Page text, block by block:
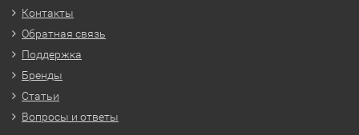
Контакты
Обратная связь
Поддержка
Бренды
Статьи
Вопросы и ответы